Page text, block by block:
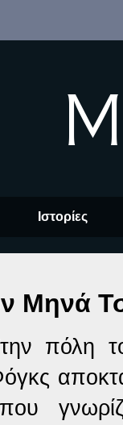
Ιστορίες
Μηνά
πόλη